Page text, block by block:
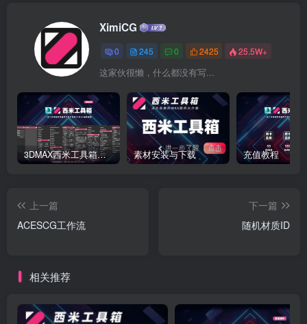
XimiCG
0 245 0 2425 25.5W+
这家伙很懒，什么都没有写...
3DMAX西米工具箱下载 素材安装与下载 充值教程
上一篇
ACESCG工作流
下一篇
随机材质ID
相关推荐